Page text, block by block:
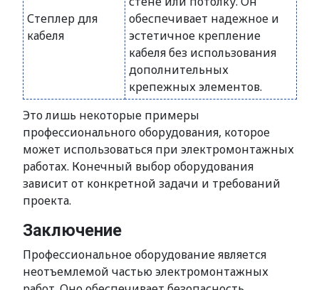
Степлер для
кабеля
обеспечивает надежное и
эстетичное крепление
кабеля без использования
дополнительных
крепежных элементов.
Это лишь некоторые примеры
профессионального оборудования, которое
может использоваться при электромонтажных
работах. Конечный выбор оборудования
зависит от конкретной задачи и требований
проекта.
Заключение
Профессиональное оборудование является
неотъемлемой частью электромонтажных